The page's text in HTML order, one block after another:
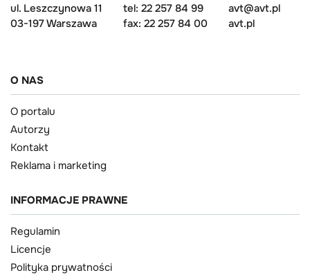
ul. Leszczynowa 11
03-197 Warszawa
tel: 22 257 84 99
fax: 22 257 84 00
avt@avt.pl
avt.pl
O NAS
O portalu
Autorzy
Kontakt
Reklama i marketing
INFORMACJE PRAWNE
Regulamin
Licencje
Polityka prywatności